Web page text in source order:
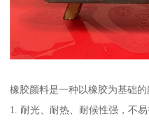
橡胶颜料是一种以橡胶为基础的
1. 耐光、耐热、耐候性强，不易